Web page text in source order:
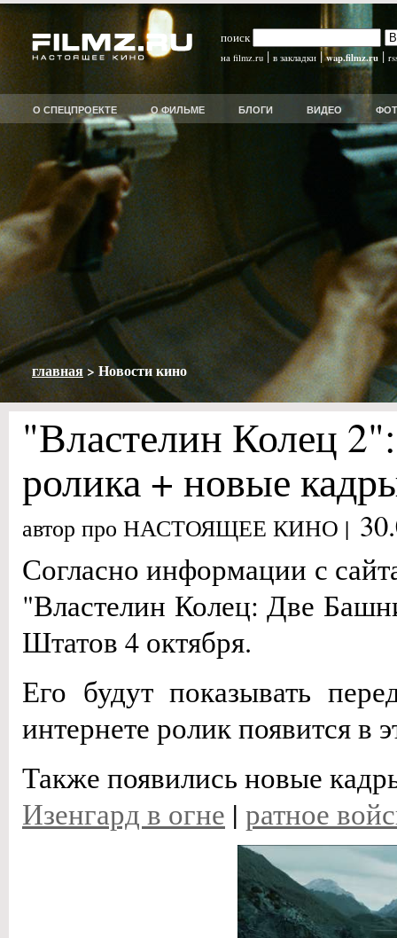
поиск
на filmz.ru | в закладки |wap.filmz.ru |
О СПЕЦПРОЕКТЕ О ФИЛЬМЕ БЛОГИ ВИДЕО
главная> Новости кино
"Властелин Колец
ролика + новые
автор про НАСТОЯЩЕЕ КИНО |
Согласно информации с
"Властелин Колец: Две
Штатов 4 октября.
Его будут показывать
интернете ролик появится в
Также появились новые
Изенгард в огне | ратное